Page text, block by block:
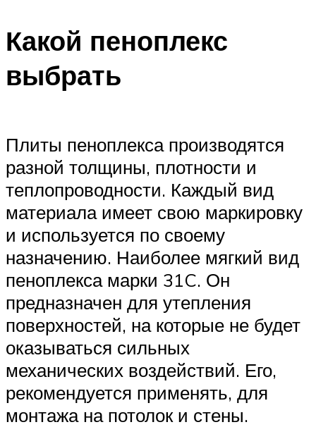
Какой пеноплекс
выбрать
Плиты пеноплекса производятся
разной толщины, плотности и
теплопроводности. Каждый вид
материала имеет свою маркировку
и используется по своему
назначению. Наиболее мягкий вид
пеноплекса марки 31C. Он
предназначен для утепления
поверхностей, на которые не будет
оказываться сильных
механических воздействий. Его,
рекомендуется применять, для
монтажа на потолок и стены.